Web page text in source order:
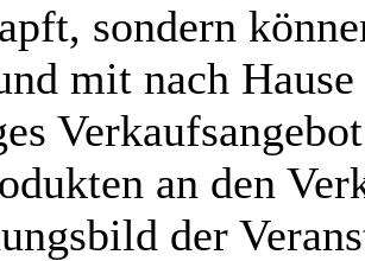
sondern
mit nach
an den
der